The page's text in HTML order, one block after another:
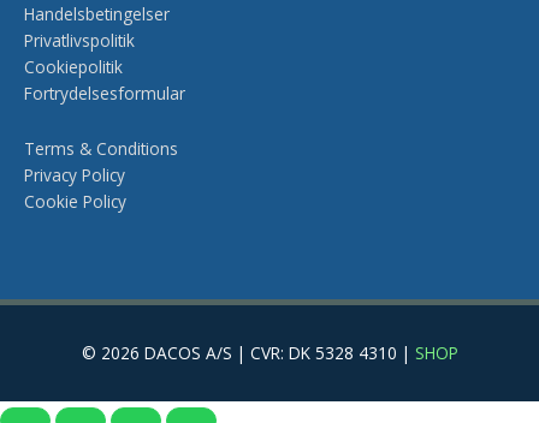
Handelsbetingelser
Privatlivspolitik
Cookiepolitik
Fortrydelsesformular
Terms & Conditions
Privacy Policy
Cookie Policy
© 2026 DACOS A/S | CVR: DK 5328 4310 | SHOP